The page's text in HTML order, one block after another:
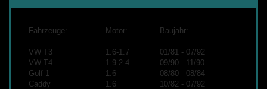
Fahrzeuge: Motor: Baujahr:
VW T3
VW T4
Golf 1
Caddy
1.6-1.7
1.9-2.4
1.6
1.6
01/81 - 07/92
09/90 - 11/90
08/80 - 08/84
10/82 - 07/92